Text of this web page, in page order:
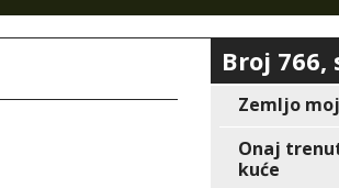
Broj 766,
Zemljo
Onaj
kuće